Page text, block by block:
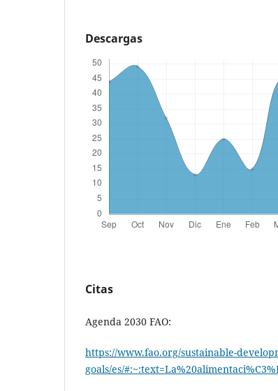
Descargas
Citas
Agenda 2030 FAO:
https://www.fao.org/sustainable-
goals/es/